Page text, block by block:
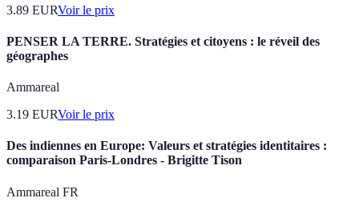
3.89 EURVoir le prix
PENSER LA TERRE. Stratégies et citoyens : le réveil des
géographes
Ammareal
3.19 EURVoir le prix
Des indiennes en Europe: Valeurs et stratégies identitaires :
comparaison Paris-Londres - Brigitte Tison
Ammareal FR